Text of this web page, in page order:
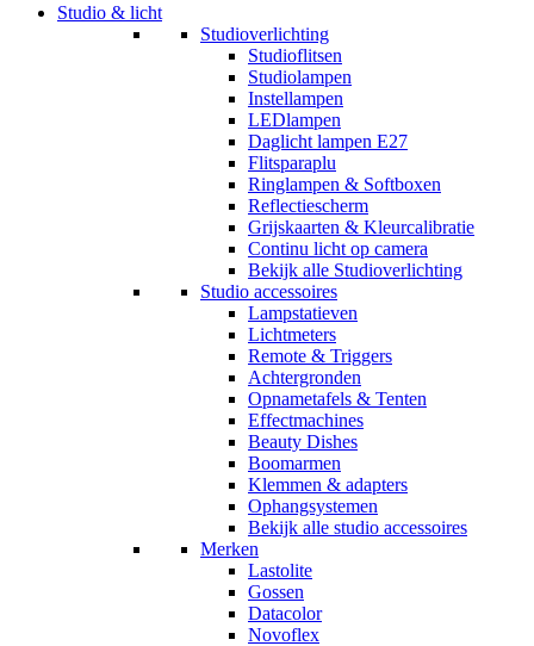
Studio & licht
Studioverlichting
Studioflitsen
Studiolampen
Instellampen
LEDlampen
Daglicht lampen E27
Flitsparaplu
Ringlampen & Softboxen
Reflectiescherm
Grijskaarten & Kleurcalibratie
Continu licht op camera
Bekijk alle Studioverlichting
Studio accessoires
Lampstatieven
Lichtmeters
Remote & Triggers
Achtergronden
Opnametafels & Tenten
Effectmachines
Beauty Dishes
Boomarmen
Klemmen & adapters
Ophangsystemen
Bekijk alle studio accessoires
Merken
Lastolite
Gossen
Datacolor
Novoflex